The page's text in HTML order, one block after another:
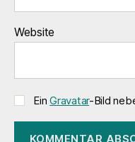
Website
EinGravatar-Bild